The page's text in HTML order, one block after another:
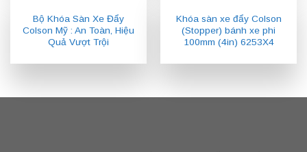
Bộ Khóa Sàn Xe Đẩy
Colson Mỹ : An Toàn, Hiệu
Quả Vượt Trội
Khóa sàn xe đẩy Colson
(Stopper) bánh xe phi
100mm (4in) 6253X4